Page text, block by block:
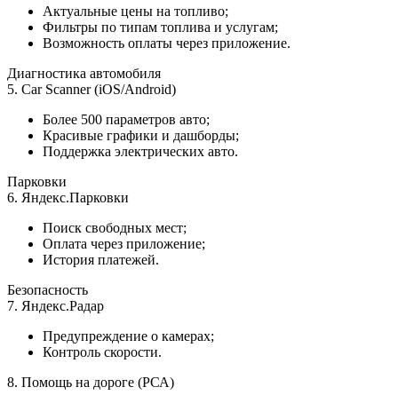
Актуальные цены на топливо;
Фильтры по типам топлива и услугам;
Возможность оплаты через приложение.
Диагностика автомобиля
5. Car Scanner (iOS/Android)
Более 500 параметров авто;
Красивые графики и дашборды;
Поддержка электрических авто.
Парковки
6. Яндекс.Парковки
Поиск свободных мест;
Оплата через приложение;
История платежей.
Безопасность
7. Яндекс.Радар
Предупреждение о камерах;
Контроль скорости.
8. Помощь на дороге (РСА)